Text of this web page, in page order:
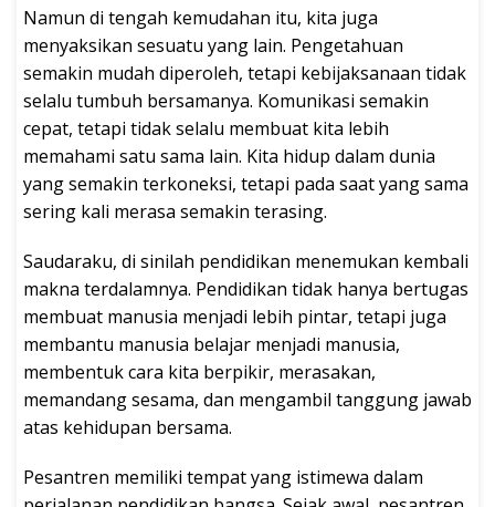
Namun di tengah kemudahan itu, kita juga
menyaksikan sesuatu yang lain. Pengetahuan
semakin mudah diperoleh, tetapi kebijaksanaan tidak
selalu tumbuh bersamanya. Komunikasi semakin
cepat, tetapi tidak selalu membuat kita lebih
memahami satu sama lain. Kita hidup dalam dunia
yang semakin terkoneksi, tetapi pada saat yang sama
sering kali merasa semakin terasing.
Saudaraku, di sinilah pendidikan menemukan kembali
makna terdalamnya. Pendidikan tidak hanya bertugas
membuat manusia menjadi lebih pintar, tetapi juga
membantu manusia belajar menjadi manusia,
membentuk cara kita berpikir, merasakan,
memandang sesama, dan mengambil tanggung jawab
atas kehidupan bersama.
Pesantren memiliki tempat yang istimewa dalam